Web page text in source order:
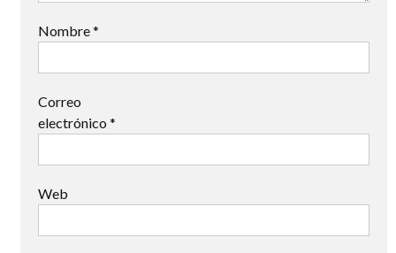
Nombre*
Correo
electrónico *
Web